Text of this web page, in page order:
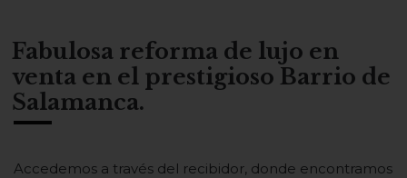
Fabulosa reforma de lujo en
venta en el prestigioso Barrio de
Salamanca.
Accedemos a través del recibidor, donde encontramos